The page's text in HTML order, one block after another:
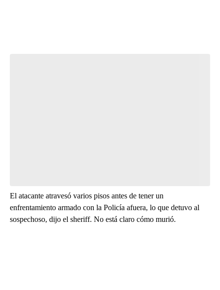
El atacante atravesó varios pisos antes de tener un
enfrentamiento armado con la Policía afuera, lo que detuvo al
sospechoso, dijo el sheriff. No está claro cómo murió.